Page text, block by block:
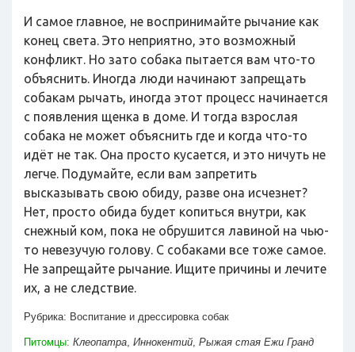
И самое главное, не воспринимайте рычание как
конец света. Это неприятно, это возможный
конфликт. Но зато собака пытается вам что-то
объяснить. Иногда люди начинают запрещать
собакам рычать, иногда этот процесс начинается
с появления щенка в доме. И тогда взрослая
собака не может объяснить где и когда что-то
идёт не так. Она просто кусается, и это ничуть не
легче. Подумайте, если вам запретить
высказывать свою обиду, разве она исчезнет?
Нет, просто обида будет копиться внутри, как
снежный ком, пока не обрушится лавиной на чью-
то невезучую голову. С собаками все тоже самое.
Не запрещайте рычание. Ищите причины и лечите
их, а не следствие.
Рубрика: Воспитание и дрессировка собак
Питомцы: Клеопатра Иннокентий Рыжая стая Ежи Гранд